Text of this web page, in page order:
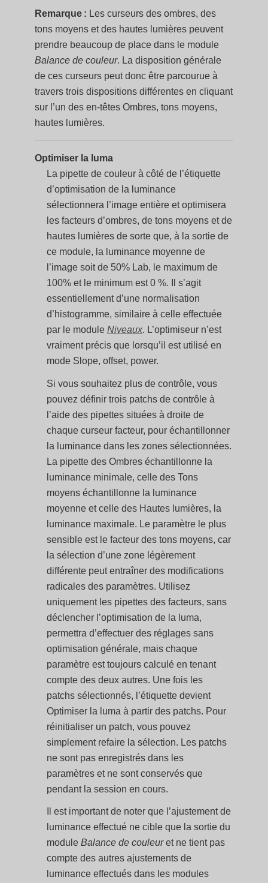
Remarque : Les curseurs des ombres, des
tons moyens et des hautes lumières peuvent
prendre beaucoup de place dans le module
Balance de couleur. La disposition générale
de ces curseurs peut donc être parcourue à
travers trois dispositions différentes en cliquant
sur l’un des en-têtes Ombres, tons moyens,
hautes lumières.
Optimiser la luma
La pipette de couleur à côté de l’étiquette
d’optimisation de la luminance
sélectionnera l’image entière et optimisera
les facteurs d’ombres, de tons moyens et de
hautes lumières de sorte que, à la sortie de
ce module, la luminance moyenne de
l’image soit de 50% Lab, le maximum de
100% et le minimum est 0 %. Il s’agit
essentiellement d’une normalisation
d’histogramme, similaire à celle effectuée
par le moduleNiveaux. L’optimiseur n’est
vraiment précis que lorsqu’il est utilisé en
mode Slope, offset, power.
Si vous souhaitez plus de contrôle, vous
pouvez définir trois patchs de contrôle à
l’aide des pipettes situées à droite de
chaque curseur facteur, pour échantillonner
la luminance dans les zones sélectionnées.
La pipette des Ombres échantillonne la
luminance minimale, celle des Tons
moyens échantillonne la luminance
moyenne et celle des Hautes lumières, la
luminance maximale. Le paramètre le plus
sensible est le facteur des tons moyens, car
la sélection d’une zone légèrement
différente peut entraîner des modifications
radicales des paramètres. Utilisez
uniquement les pipettes des facteurs, sans
déclencher l’optimisation de la luma,
permettra d’effectuer des réglages sans
optimisation générale, mais chaque
paramètre est toujours calculé en tenant
compte des deux autres. Une fois les
patchs sélectionnés, l’étiquette devient
Optimiser la luma à partir des patchs. Pour
réinitialiser un patch, vous pouvez
simplement refaire la sélection. Les patchs
ne sont pas enregistrés dans les
paramètres et ne sont conservés que
pendant la session en cours.
Il est important de noter que l’ajustement de
luminance effectué ne cible que la sortie du
moduleBalance de couleuret ne tient pas
compte des autres ajustements de
luminance effectués dans les modules